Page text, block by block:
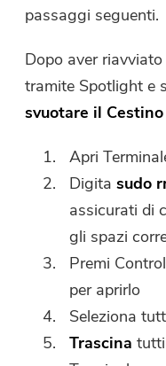
passaggi seguenti.
Dopo aver
tramite Spotlight e
svuotare il
Apri
Digitasudo
assicurati di
gli spazi
Premi
per aprirlo
Seleziona
Trascina